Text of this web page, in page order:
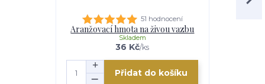
51 hodnocení
Aranžovací hmota na živou vazbu
36 Kč/ks
Skladem
Přidat do košíku